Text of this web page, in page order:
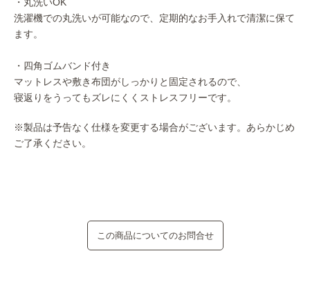
洗濯機での丸洗いが可能なので、定期的なお手入れで清潔に保て
ます。
・四角ゴムバンド付き
マットレスや敷き布団がしっかりと固定されるので、
寝返りをうってもズレにくくストレスフリーです。
※製品は予告なく仕様を変更する場合がございます。あらかじめ
ご了承ください。
この商品についてのお問合せ